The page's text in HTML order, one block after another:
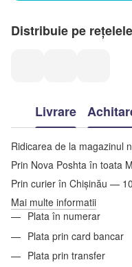
Distribuie pe
Livrare
Ridicarea de la magazinul
Prin Nova Poshta în toata
Prin curier în Chișinău —
Mai multe informatii
Plata în numerar
Plata prin card bancar
Plata prin transfer